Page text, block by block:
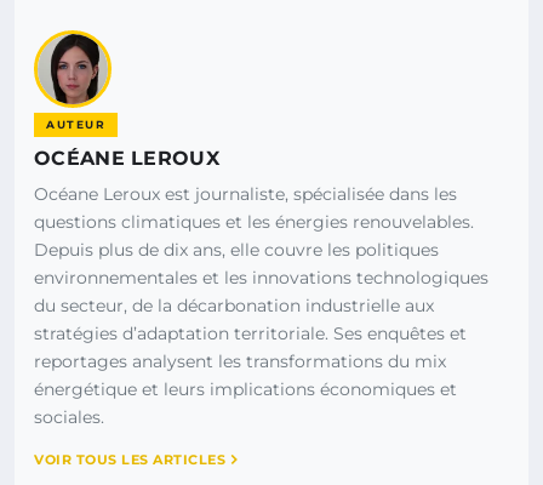
AUTEUR
OCÉANE LEROUX
Océane Leroux est journaliste, spécialisée dans les
questions climatiques et les énergies renouvelables.
Depuis plus de dix ans, elle couvre les politiques
environnementales et les innovations technologiques
du secteur, de la décarbonation industrielle aux
stratégies d’adaptation territoriale. Ses enquêtes et
reportages analysent les transformations du mix
énergétique et leurs implications économiques et
sociales.
VOIR TOUS LES ARTICLES